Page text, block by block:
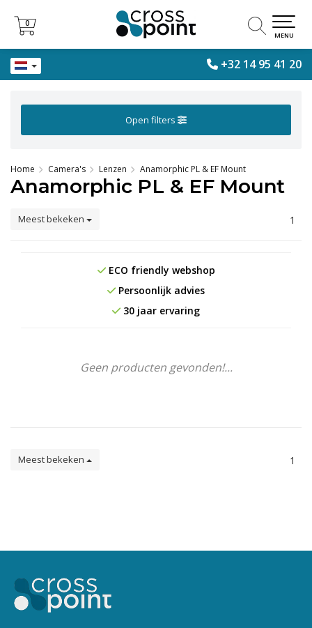
+32 14 95 41 20
0
0
MENU
Open filters
Home Camera's Lenzen Anamorphic PL & EF Mount
Anamorphic PL & EF Mount
Meest bekeken 1
ECO friendly webshop
Persoonlijk advies
30 jaar ervaring
Geen producten gevonden!...
Meest bekeken 1